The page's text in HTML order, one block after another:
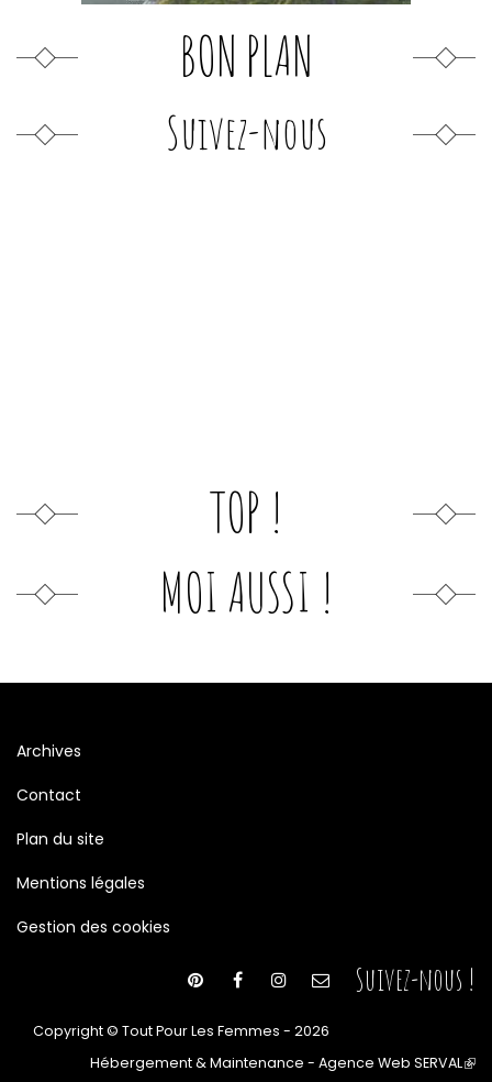
BON PLAN
Suivez-nous
TOP !
MOI AUSSI !
Archives
Contact
Plan du site
Mentions légales
Gestion des cookies
Suivez-nous !
Copyright © Tout Pour Les Femmes - 2026
Hébergement & Maintenance - Agence Web SERVAL(le